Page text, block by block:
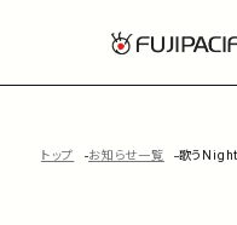
トップ お知らせ一覧 歌う